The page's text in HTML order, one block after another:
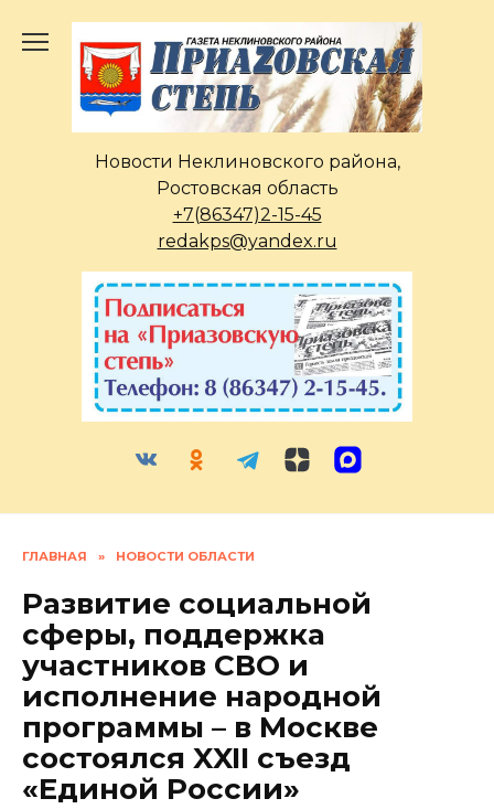
содержанию
Новости Неклиновского района,
Ростовская область
+7(86347)2-15-45
redakps@yandex.ru
ГЛАВНАЯ » НОВОСТИ ОБЛАСТИ
Развитие социальной
сферы, поддержка
участников СВО и
исполнение народной
программы – в Москве
состоялся XXII съезд
«Единой России»